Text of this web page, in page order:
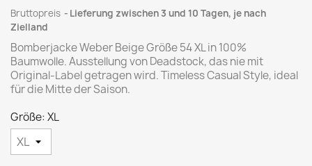
Bruttopreis
Lieferung zwischen 3 und 10 Tagen, je nach
Zielland
Bomberjacke Weber Beige Größe 54 XL in 100%
Baumwolle. Ausstellung von Deadstock, das nie mit
Original-Label getragen wird. Timeless Casual Style, ideal
für die Mitte der Saison.
Größe: XL